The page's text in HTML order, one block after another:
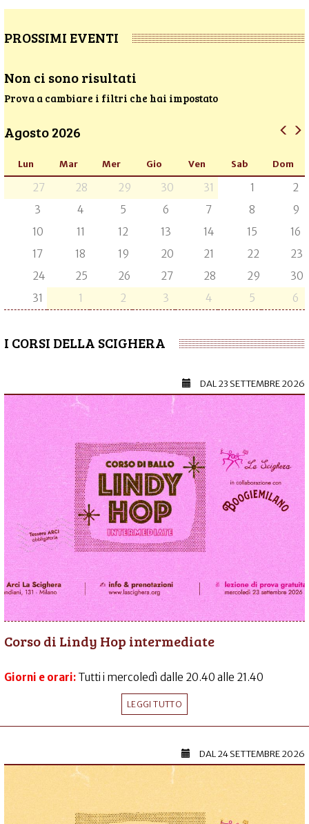
PROSSIMI EVENTI
Non ci sono risultati
Prova a cambiare i filtri che hai impostato
Agosto 2026
Lun Mar Mer Gio Ven Sab Dom
27 28 29 30 31 1
2
3
4 5 6 7 8
9
10
11 12 13 14 15
16
17
18 19 20 21 22
23
24
25 26 27 28 29
30
31
1 2 3 4 5 6
I CORSI DELLA SCIGHERA
DAL23 SETTEMBRE 2026
Corso di Lindy Hop intermediate
Giorni e orari: Tutti i mercoledì dalle 20.40 alle 21.40
LEGGI TUTTO
DAL24 SETTEMBRE 2026